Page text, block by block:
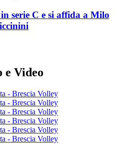
serie C e si affida a Milo
e Video
- Brescia Volley
- Brescia Volley
- Brescia Volley
- Brescia Volley
- Brescia Volley
- Brescia Volley